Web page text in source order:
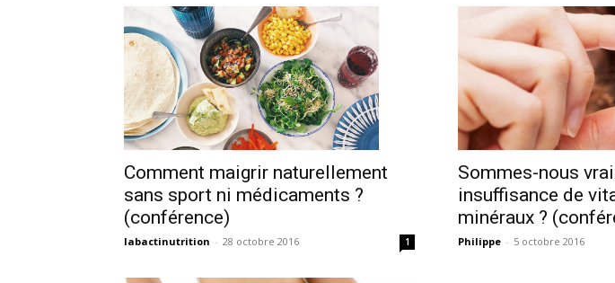
Comment maigrir naturellement
sans sport ni médicaments ?
(conférence)
labactinutrition - 28 octobre 2016 1
Sommes-nous
insuffisance de
minéraux ?
Philippe - 5 octobre 2016